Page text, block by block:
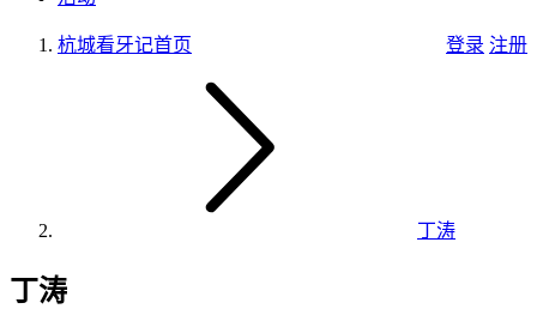
登录 注册
杭城看牙记首页
丁涛
丁涛